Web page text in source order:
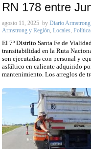
RN 178 entre
agosto 11, 2025 by Diario Armstrong
Armstrong y Región, Locales, Política,
El 7º Distrito Santa Fe de
transitabilidad en la Ruta
son ejecutadas con personal y
asfáltico en caliente adquirido
mantenimiento. Los arreglos de